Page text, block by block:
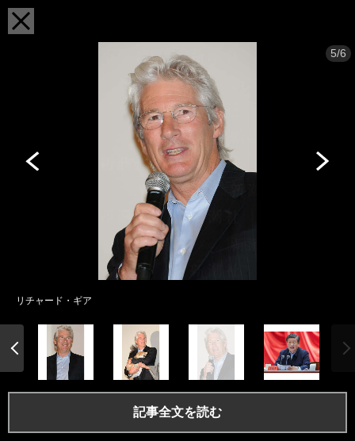
5/6
リチャード・ギア
記事全文を読む